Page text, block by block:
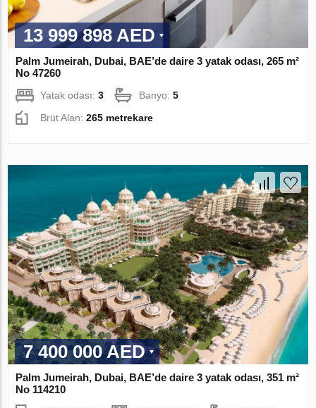
13 999 898 AED
Palm Jumeirah, Dubai, BAE’de daire 3 yatak odası, 265 m²
No 47260
Yatak odası:3 Banyo:5
Brüt Alan:265 metrekare
7 400 000 AED
Palm Jumeirah, Dubai, BAE’de daire 3 yatak odası, 351 m²
No 114210